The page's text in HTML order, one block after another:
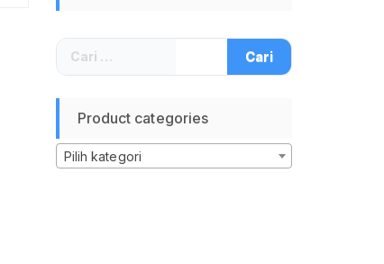
Cari
untuk:
Product categories
Pilih kategori